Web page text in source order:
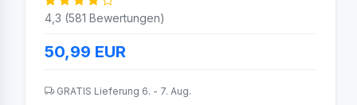
4,3 (581 Bewertungen)
50,99 EUR
GRATIS Lieferung 6. - 7. Aug.